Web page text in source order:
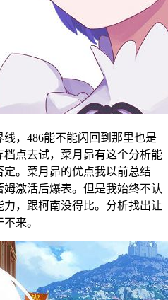
，486能不能闪回到那里也是
点去试，菜月昴有这个分析能
。菜月昴的优点我以前总结
激活后爆表。但是我始终不认
，跟柯南没得比。分析找出让
来。